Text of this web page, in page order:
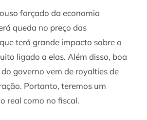
forçado da economia
queda no preço das
terá grande impacto sobre o
ligado a elas. Além disso, boa
governo vem de royalties de
Portanto, teremos um
real como no fiscal.